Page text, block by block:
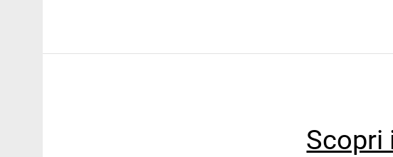
Scopri